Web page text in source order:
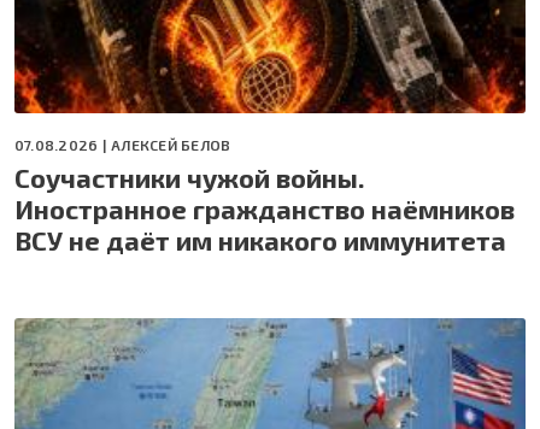
07.08.2026 |АЛЕКСЕЙ БЕЛОВ
Соучастники чужой войны.
Иностранное гражданство наёмников
ВСУ не даёт им никакого иммунитета